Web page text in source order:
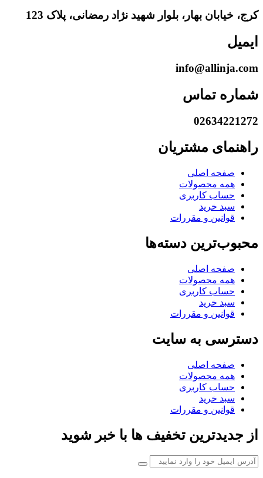
کرج، خیابان بهار، بلوار شهید نژاد رمضانی، پلاک 123
ایمیل
info@allinja.com
شماره تماس
02634221272
راهنمای مشتریان
صفحه اصلی
همه محصولات
حساب کاربری
سبد خرید
قوانین و مقررات
محبوب‌ترین دسته‌ها
صفحه اصلی
همه محصولات
حساب کاربری
سبد خرید
قوانین و مقررات
دسترسی به سایت
صفحه اصلی
همه محصولات
حساب کاربری
سبد خرید
قوانین و مقررات
از جدیدترین تخفیف ها با خبر شوید